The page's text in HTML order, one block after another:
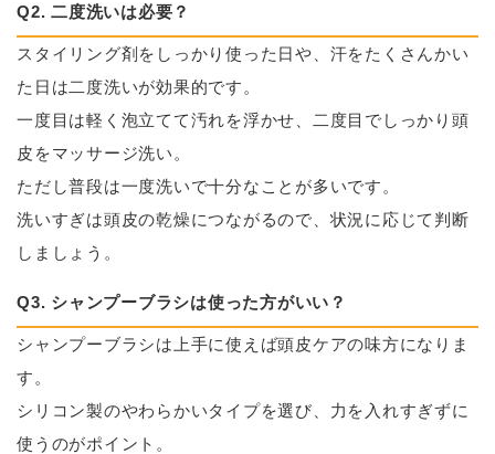
Q2. 二度洗いは必要？
スタイリング剤をしっかり使った日や、汗をたくさんかい
た日は二度洗いが効果的です。
一度目は軽く泡立てて汚れを浮かせ、二度目でしっかり頭
皮をマッサージ洗い。
ただし普段は一度洗いで十分なことが多いです。
洗いすぎは頭皮の乾燥につながるので、状況に応じて判断
しましょう。
Q3. シャンプーブラシは使った方がいい？
シャンプーブラシは上手に使えば頭皮ケアの味方になりま
す。
シリコン製のやわらかいタイプを選び、力を入れすぎずに
使うのがポイント。